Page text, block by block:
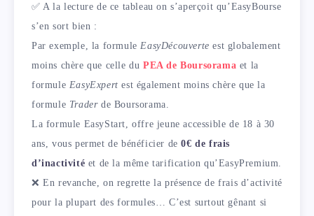
✅ A la lecture de ce tableau on s’aperçoit qu’EasyBourse
s’en sort bien :
Par exemple, la formuleEasyDécouverte est globalement
moins chère que celle du PEA de Boursorama et la
formule EasyExpert est également moins chère que la
formule Traderde Boursorama.
La formule EasyStart, offre jeune accessible de 18 à 30
ans, vous permet de bénéficier de0€ de frais
d’inactivité et de la même tarification qu’EasyPremium.
❌ En revanche, on regrette la présence de frais d’activité
pour la plupart des formules… C’est surtout gênant si